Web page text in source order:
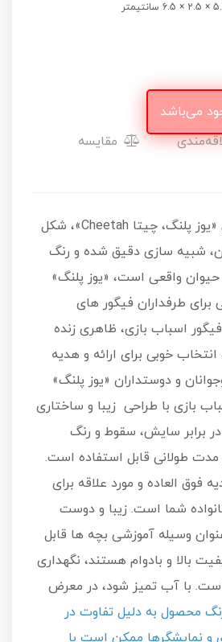
می‌باشد
مقایسه
فیگور حیوان وحشی «یوز پلنگ، چیتا Cheetah»، شکل
شبیه سازی دقیق شده و رنگ
واقعی است، «یوز پلنگ»
برای طرفداران فیگور های
اسباب‌ بازی، ظاهری زنده
انتخاب خوبی برای ارائه و هدیه
و دوستداران «یوز پلنگ»
بازی با طراحی زیبا و ساختاری
برابر سایش، سقوط و رنگ
طولانی قابل استفاده است.
فوق العاده و مورد علاقه برای
شما است. زیبا و دوست
وسیله آموزشی بچه ها قابل
بالا و بادوام هستند، نگهداری
با آب تمیز شود، در معرض
محصول به دلیل تفاوت در
و نمایشگرها ممکن است با